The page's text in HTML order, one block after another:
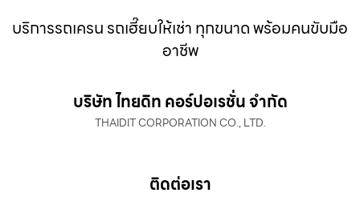
บริการรถเครน รถเฮี๊ยบให้เช่า ทุกขนาด พร้อมคนขับมือ
อาชีพ
บริษัท ไทยดิท คอร์ปอเรชั่น จำกัด
THAIDIT CORPORATION CO., LTD.
ติดต่อเรา